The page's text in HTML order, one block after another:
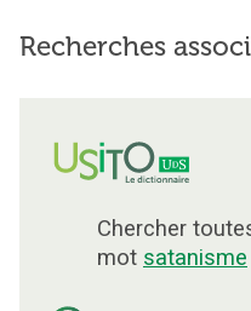
Recherches
Chercher
mot satanisme